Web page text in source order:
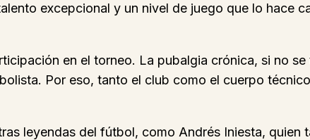
excepcional y un nivel de juego que lo hace
en el torneo. La pubalgia crónica, si no
Por eso, tanto el club como el cuerpo
leyendas del fútbol, como Andrés Iniesta, quien